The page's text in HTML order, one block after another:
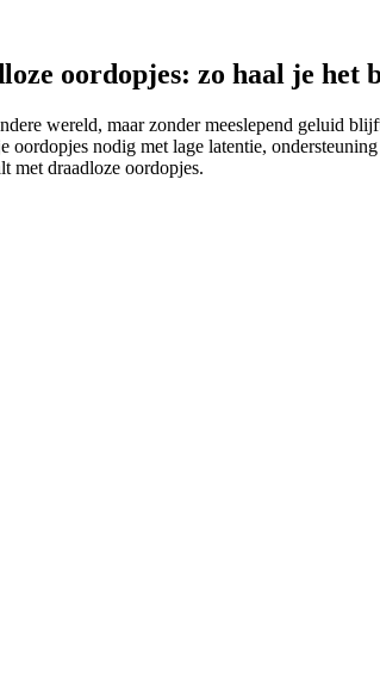
oordopjes: zo haal je het
wereld, maar zonder meeslepend geluid
oordopjes nodig met lage latentie,
met draadloze oordopjes.